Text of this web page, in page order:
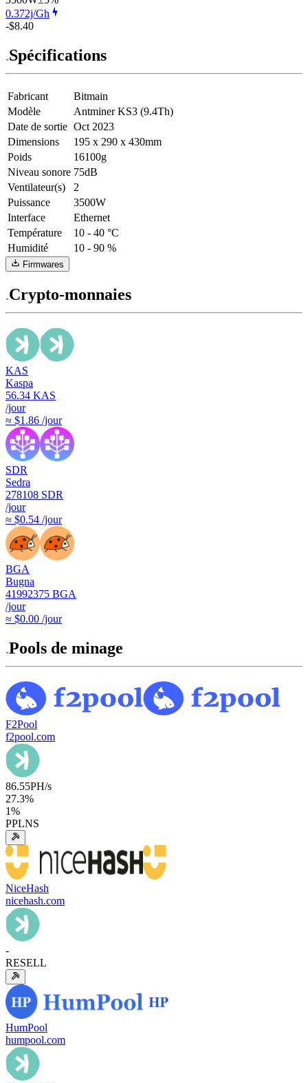
0.372j/Gh
-$8.40
Spécifications
Fabricant
Bitmain
Modèle
Antminer KS3 (9.4Th)
Date de sortie Oct 2023
Dimensions
195 x 290 x 430mm
Poids
16100g
Niveau sonore 75dB
Ventilateur(s)
2
Puissance
3500W
Interface
Ethernet
Température
10 - 40 °C
Humidité
10 - 90 %
Firmwares
Crypto-monnaies
KAS
Kaspa
56.34 KAS
/jour
≈ $1.86 /jour
SDR
Sedra
278108 SDR
/jour
≈ $0.54 /jour
BGA
Bugna
41992375 BGA
/jour
≈ $0.00 /jour
Pools de minage
F2Pool
f2pool.com
86.55PH/s
27.3%
1%
PPLNS
NiceHash
nicehash.com
-
RESELL
HumPool
humpool.com